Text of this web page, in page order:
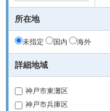
所在地
未指定 国内 海外
詳細地域
神戸市東灘区
神戸市兵庫区